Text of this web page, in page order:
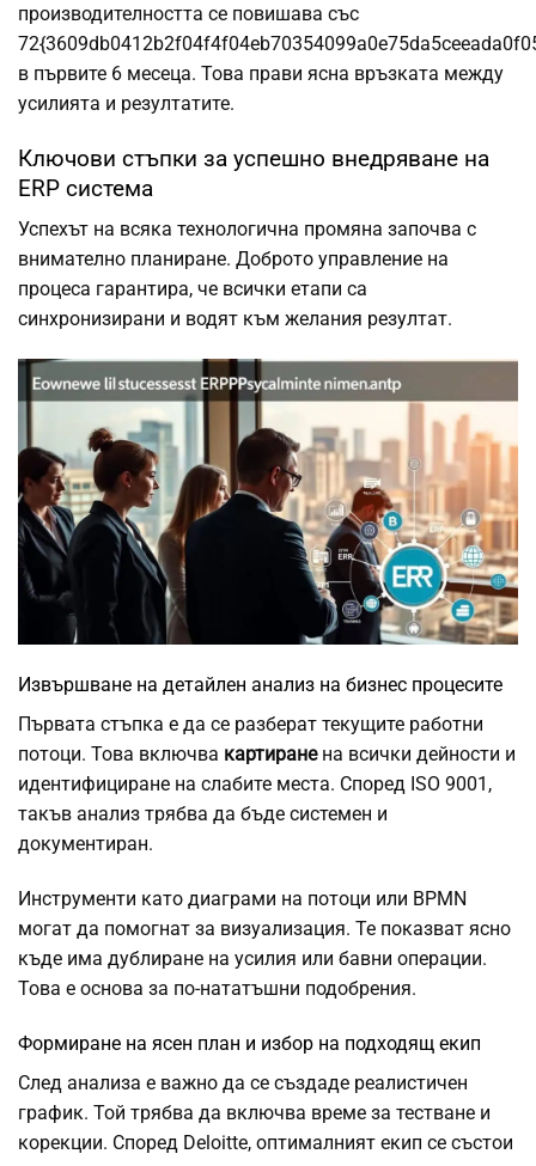
производителността се повишава със
в първите 6 месеца. Това прави ясна връзката между
усилията и резултатите.
Ключови стъпки за успешно внедряване на
ERP система
Успехът на всяка технологична промяна започва с
внимателно планиране. Доброто управление на
процеса гарантира, че всички етапи са
синхронизирани и водят към желания резултат.
Извършване на детайлен анализ на бизнес процесите
Първата стъпка е да се разберат текущите работни
потоци. Това включва картиранена всички дейности и
идентифициране на слабите места. Според ISO 9001,
такъв анализ трябва да бъде системен и
документиран.
Инструменти като диаграми на потоци или BPMN
могат да помогнат за визуализация. Те показват ясно
къде има дублиране на усилия или бавни операции.
Това е основа за по-нататъшни подобрения.
Формиране на ясен план и избор на подходящ екип
След анализа е важно да се създаде реалистичен
график. Той трябва да включва време за тестване и
корекции. Според Deloitte, оптималният екип се състои